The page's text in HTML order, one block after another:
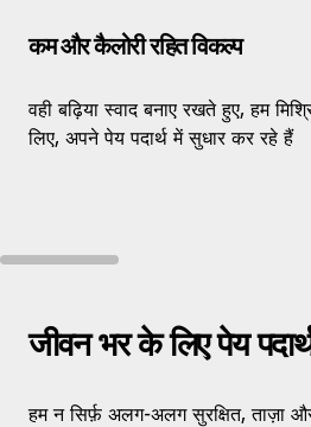
कम और कैलोरी रहित विकल्प
वही बढ़िया स्वाद बनाए रखते हुए, हम
लिए, अपने पेय पदार्थ में सुधार कर रहे हैं
जीवन भर के लिए पेय पदार्थ
हम न सिर्फ़ अलग-अलग सुरक्षित, ताज़ा